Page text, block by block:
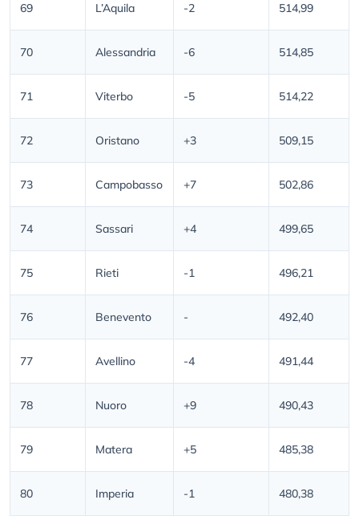
69 L’Aquila -2 514,99
70 Alessandria -6 514,85
71 Viterbo -5 514,22
72 Oristano +3 509,15
73 Campobasso +7 502,86
74 Sassari +4 499,65
75 Rieti -1 496,21
76 Benevento - 492,40
77 Avellino -4 491,44
78 Nuoro +9 490,43
79 Matera +5 485,38
80 Imperia -1 480,38